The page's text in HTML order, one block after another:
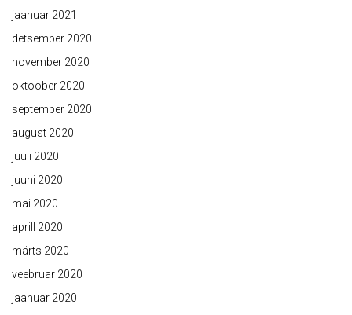
jaanuar 2021
detsember 2020
november 2020
oktoober 2020
september 2020
august 2020
juuli 2020
juuni 2020
mai 2020
aprill 2020
märts 2020
veebruar 2020
jaanuar 2020